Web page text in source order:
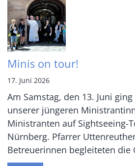
Minis on tour!
17. Juni 2026
Am Samstag, den 13. Juni
unserer jüngeren
Ministranten auf Sightseeing-
Nürnberg. Pfarrer
Betreuerinnen begleiteten die